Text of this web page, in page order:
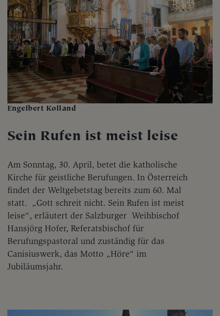
Engelbert Kolland
Sein Rufen ist meist leise
Am Sonntag, 30. April, betet die katholische
Kirche für geistliche Berufungen. In Österreich
findet der Weltgebetstag bereits zum 60. Mal
statt. „Gott schreit nicht. Sein Rufen ist meist
leise“, erläutert der Salzburger Weihbischof
Hansjörg Hofer, Referatsbischof für
Berufungspastoral und zuständig für das
Canisiuswerk, das Motto „Höre“ im
Jubiläumsjahr.